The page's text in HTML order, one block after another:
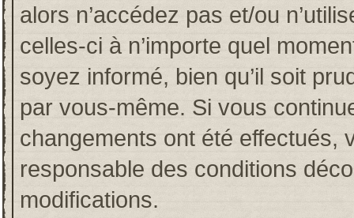
alors n’accédez pas et/ou
celles-ci à n’importe quel
soyez informé, bien qu’il soit
par vous-même. Si vous
changements ont été effectués,
responsable des conditions
modifications.